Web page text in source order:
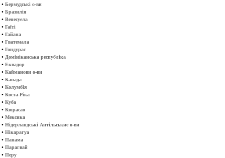
• Бермудські о-ви
• Бразилія
• Венесуела
• Гаїті
• Гайана
• Гватемала
• Гондурас
• Домініканська республіка
• Еквадор
• Кайманови о-ви
• Канада
• Колумбія
• Коста-Ріка
• Куба
• Кюрасао
• Мексика
• Нідерландські Антільськие о-ви
• Нікарагуа
• Панама
• Парагвай
• Перу